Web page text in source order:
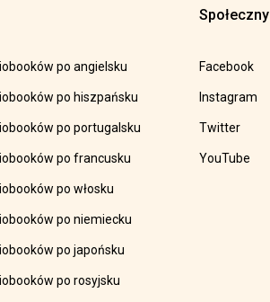
po angielsku
po hiszpańsku
po portugalsku
po francusku
po włosku
po niemiecku
po japońsku
po rosyjsku
Społeczny
Facebook
Instagram
Twitter
YouTube